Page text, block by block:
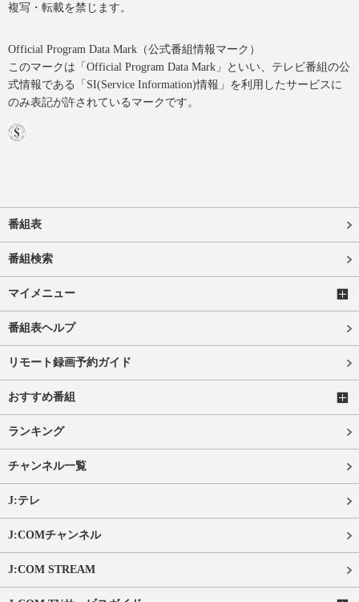
複写・転載を禁じます。
Official Program Data Mark（公式番組情報マーク）
このマークは「Official Program Data Mark」といい、テレビ番組の公
式情報である「SI(Service Information)情報」を利用したサービスに
のみ表記が許されているマークです。
番組表
番組検索
マイメニュー
番組表ヘルプ
リモート録画予約ガイド
おすすめ番組
ランキング
チャンネル一覧
J:テレ
J:COMチャンネル
J:COM STREAM